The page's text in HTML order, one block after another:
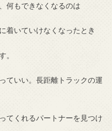
何もできなくなるのは
着いていけなくなったとき
。
ていい。長距離トラックの運
てくれるパートナーを見つけ